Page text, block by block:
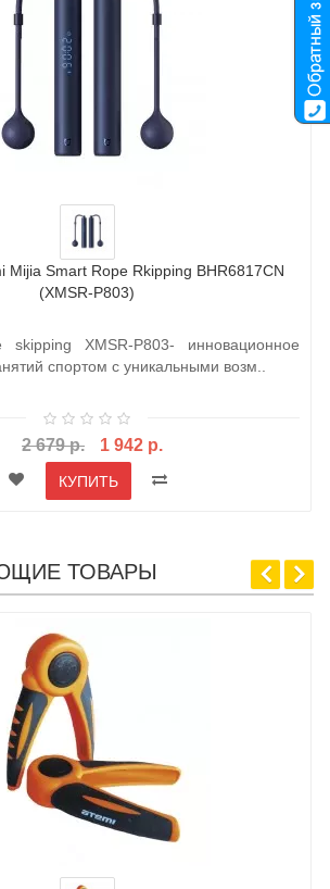
Mijia Smart Rope Rkipping BHR6817CN
(XMSR-P803)
XMSR-P803- инновационное
спортом с уникальными возм..
2 679 р. 1 942 р.
КУПИТЬ
ТОВАРЫ